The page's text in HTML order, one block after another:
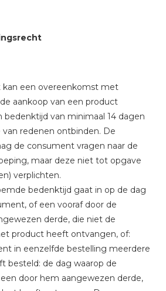
kan een overeenkomst met
aankoop van een product
bedenktijd van minimaal 14 dagen
redenen ontbinden. De
de consument vragen naar de
maar deze niet tot opgave
verplichten.
bedenktijd gaat in op de dag
of een vooraf door de
derde, die niet de
product heeft ontvangen, of:
in eenzelfde bestelling meerdere
besteld: de dag waarop de
door hem aangewezen derde,